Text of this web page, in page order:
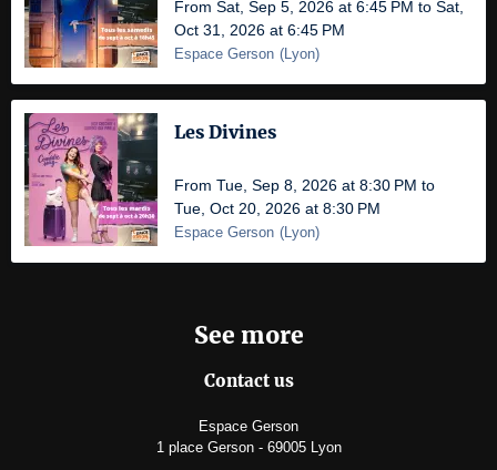
From Sat, Sep 5, 2026 at 6:45 PM to Sat,
Oct 31, 2026 at 6:45 PM
Espace Gerson (Lyon)
Les Divines
From Tue, Sep 8, 2026 at 8:30 PM to
Tue, Oct 20, 2026 at 8:30 PM
Espace Gerson (Lyon)
See more
Contact us
Espace Gerson
1 place Gerson - 69005 Lyon